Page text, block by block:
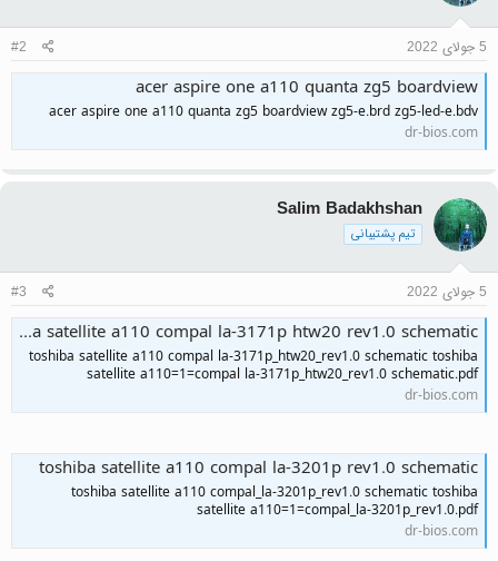
5 جولای 2022 #2
acer aspire one a110 quanta zg5 boardview
acer aspire one a110 quanta zg5 boardview zg5-e.brd zg5-led-e.bdv
dr-bios.com
Salim Badakhshan
تیم پشتیبانی
5 جولای 2022 #3
toshiba satellite a110 compal la-3171p htw20 rev1.0 schematic
toshiba satellite a110 compal la-3171p_htw20_rev1.0 schematic toshiba
satellite a110=1=compal la-3171p_htw20_rev1.0 schematic.pdf
dr-bios.com
toshiba satellite a110 compal la-3201p rev1.0 schematic
toshiba satellite a110 compal_la-3201p_rev1.0 schematic toshiba
satellite a110=1=compal_la-3201p_rev1.0.pdf
dr-bios.com